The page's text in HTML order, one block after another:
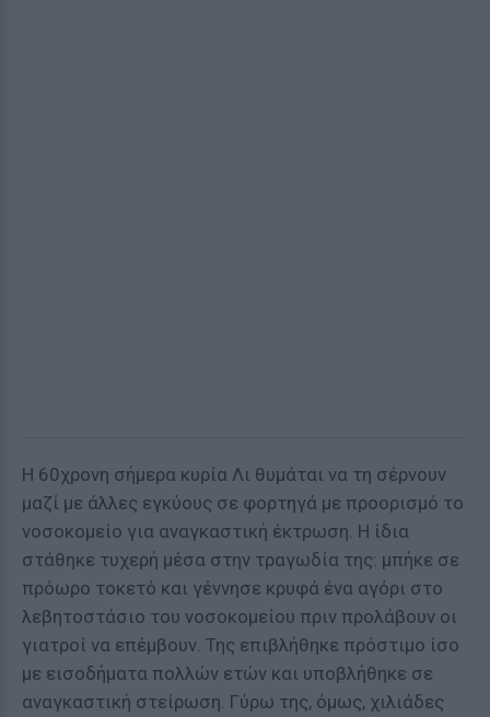
Η 60χρονη σήμερα κυρία Λι θυμάται να τη σέρνουν
μαζί με άλλες εγκύους σε φορτηγά με προορισμό το
νοσοκομείο για αναγκαστική έκτρωση. Η ίδια
στάθηκε τυχερή μέσα στην τραγωδία της: μπήκε σε
πρόωρο τοκετό και γέννησε κρυφά ένα αγόρι στο
λεβητοστάσιο του νοσοκομείου πριν προλάβουν οι
γιατροί να επέμβουν. Της επιβλήθηκε πρόστιμο ίσο
με εισοδήματα πολλών ετών και υποβλήθηκε σε
αναγκαστική στείρωση. Γύρω της, όμως, χιλιάδες